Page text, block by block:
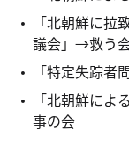
「北朝鮮に
議会」→救う
「特定失踪
「北朝鮮に
事の会